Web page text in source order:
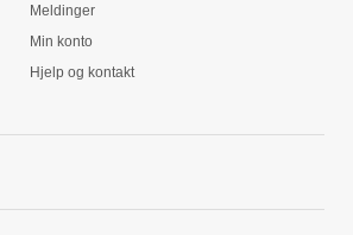
Meldinger
Min konto
Hjelp og kontakt